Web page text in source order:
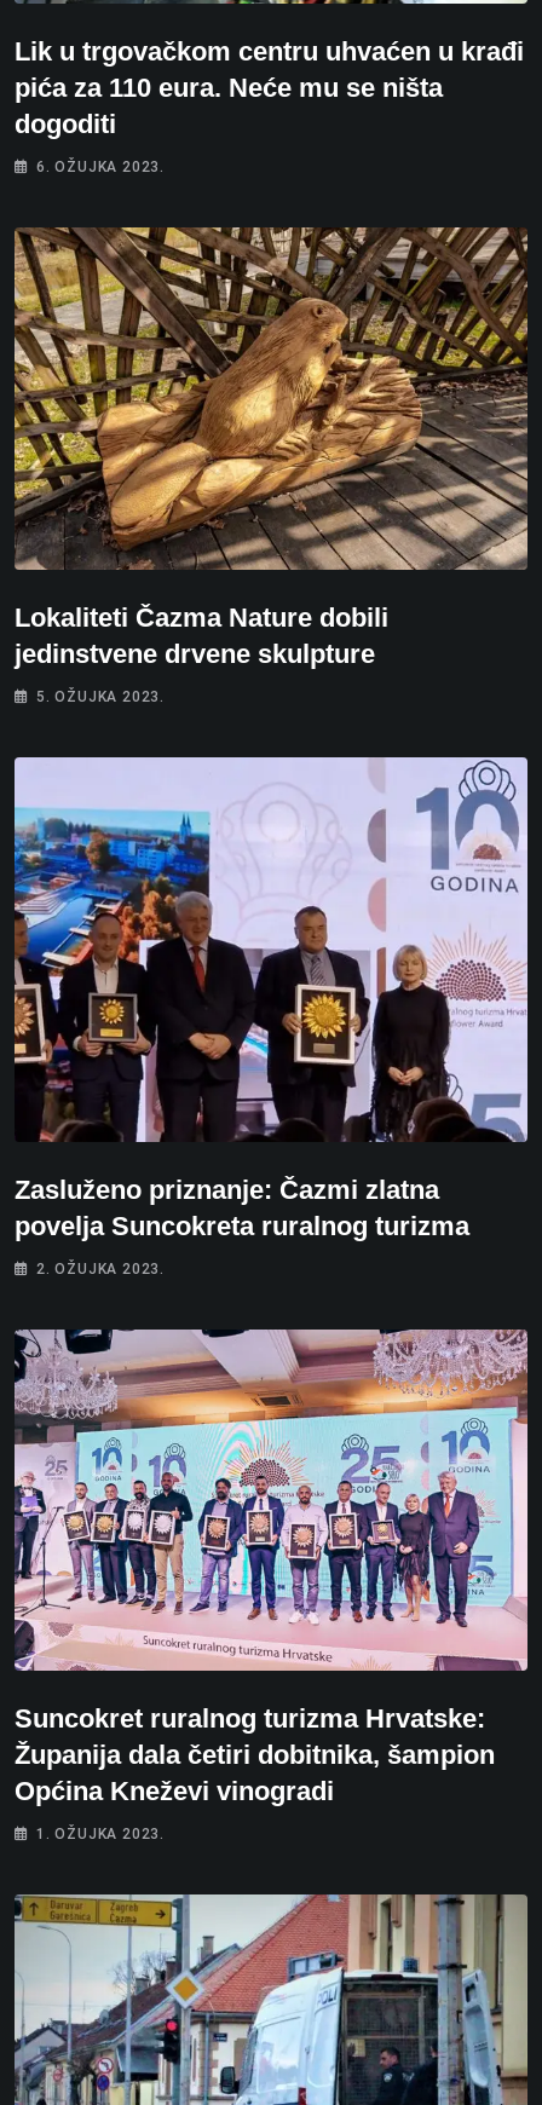
Lik u trgovačkom centru uhvaćen u krađi
pića za 110 eura. Neće mu se ništa
dogoditi
6. OŽUJKA 2023.
Lokaliteti Čazma Nature dobili
jedinstvene drvene skulpture
5. OŽUJKA 2023.
Zasluženo priznanje: Čazmi zlatna
povelja Suncokreta ruralnog turizma
2. OŽUJKA 2023.
Suncokret ruralnog turizma Hrvatske:
Županija dala četiri dobitnika, šampion
Općina Kneževi vinogradi
1. OŽUJKA 2023.